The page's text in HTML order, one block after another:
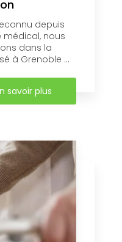
depuis
nous
dans la
à Grenoble ...
savoir plus